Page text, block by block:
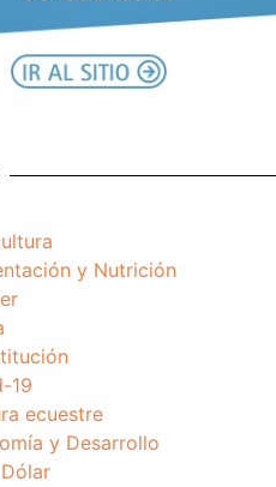
y Nutrición
19
ecuestre
y Desarrollo
Dólar